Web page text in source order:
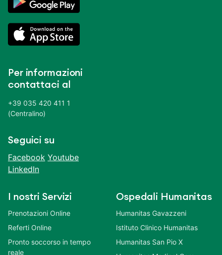
Per informazioni
contattaci al
+39 035 420 411 1
(Centralino)
Seguici su
Facebook Youtube
LinkedIn
I nostri Servizi
Prenotazioni Online
Referti Online
Pronto soccorso in tempo
reale
Ospedali Humanitas
Humanitas Gavazzeni
Istituto Clinico Humanitas
Humanitas San Pio X